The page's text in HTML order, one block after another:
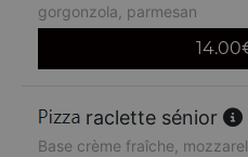
gorgonzola, parmesan
14.00
raclette sénior
Base crème fraîche,